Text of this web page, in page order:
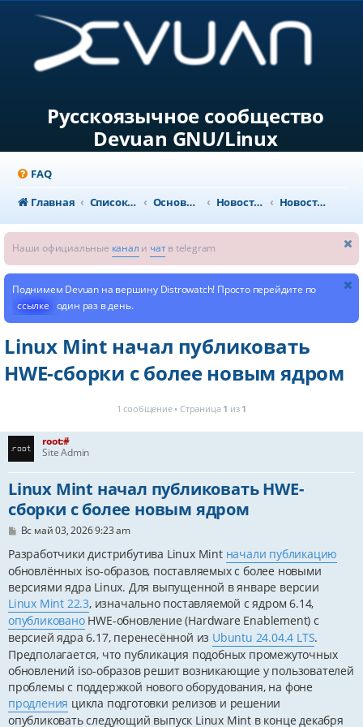
Русскоязычное сообщество
Devuan GNU/Linux
FAQ
Главная
Список форумов Основной раздел Новости и объявления Новости из мира GNU/Linux
Наши официальные канал и чатв telegram
Поднимем Devuan на вершину Distrowatch! Просто перейдите по
ссылке один раз в день.
Linux Mint начал публиковать
HWE-сборки с более новым ядром
1 сообщение • Страница 1 из 1
root:#
Site Admin
Linux Mint начал публиковать HWE-
сборки с более новым ядром
С
о
б
щ
е
н
и
е
Вс май 03, 2026 9:23 am
Разработчики дистрибутива Linux Mint начали публикацию
обновлённых iso-образов, поставляемых с более новыми
версиями ядра Linux. Для выпущенной в январе версии
Linux Mint 22.3, изначально поставляемой с ядром 6.14,
опубликованоHWE-обновление (Hardware Enablement) с
версией ядра 6.17, перенесённой из Ubuntu 24.04.4 LTS.
Предполагается, что публикация подобных промежуточных
обновлений iso-образов решит возникающие у пользователей
проблемы с поддержкой нового оборудования, на фоне
продления цикла подготовки релизов и решении
опубликовать следующий выпуск Linux Mint в конце декабря